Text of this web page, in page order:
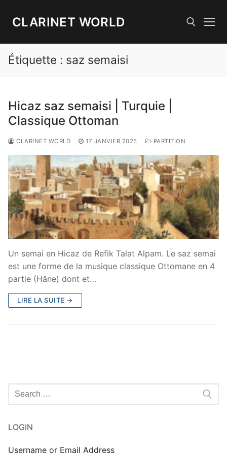
CLARINET WORLD
Rechercher :
Étiquette : saz semaisi
Hicaz saz semaisi | Turquie |
Classique Ottoman
CLARINET WORLD 17 JANVIER 2025 PARTITION
Un semai en Hicaz de Refik Talat Alpam. Le saz semai
est une forme de la musique classique Ottomane en 4
partie (Hâne) dont et…
LIRE LA SUITE →
Rechercher
:
LOGIN
Username or Email Address